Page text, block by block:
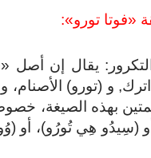
«فوتا تورو»:
يقال إن أصل
و (تورو)
بهذه الصيغة،
(سِيدُو هِي تُورُو)،